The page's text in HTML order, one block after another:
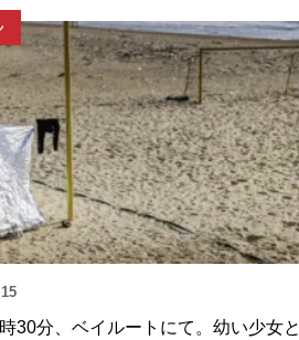
30分、ベイルートにて。幼い少女と